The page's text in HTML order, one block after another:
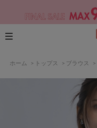
ホーム > トップス > ブラウス >